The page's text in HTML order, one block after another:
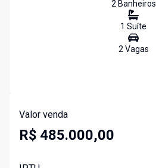
2Banheiros
1 Suíte
2Vagas
Valor venda
R$ 485.000,00